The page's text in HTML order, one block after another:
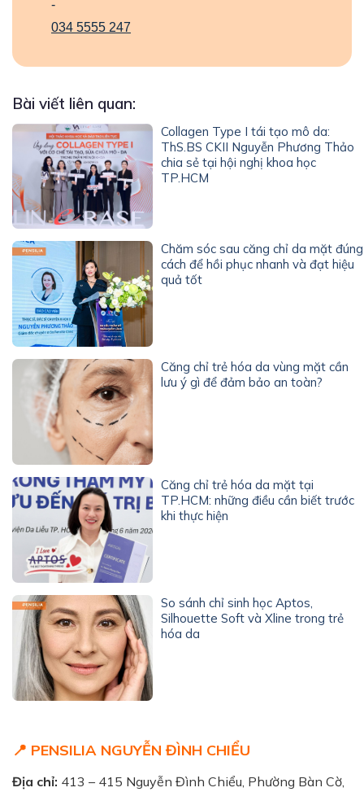
-
034 5555 247
Bài viết liên quan:
Collagen Type I tái tạo mô da:
ThS.BS CKII Nguyễn Phương Thảo
chia sẻ tại hội nghị khoa học
TP.HCM
Chăm sóc sau căng chỉ da mặt đúng
cách để hồi phục nhanh và đạt hiệu
quả tốt
Căng chỉ trẻ hóa da vùng mặt cần
lưu ý gì để đảm bảo an toàn?
Căng chỉ trẻ hóa da mặt tại
TP.HCM: những điều cần biết trước
khi thực hiện
So sánh chỉ sinh học Aptos,
Silhouette Soft và Xline trong trẻ
hóa da
📍 PENSILIA NGUYỄN ĐÌNH CHIỂU
Địa chỉ: 413 – 415 Nguyễn Đình Chiểu, Phường Bàn Cờ,